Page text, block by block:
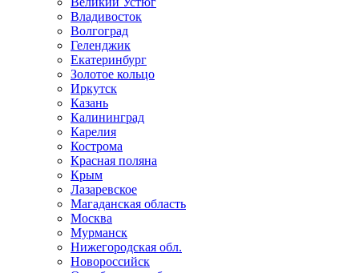
Владивосток
Волгоград
Геленджик
Екатеринбург
Золотое кольцо
Иркутск
Казань
Калининград
Карелия
Кострома
Красная поляна
Крым
Лазаревское
Магаданская область
Москва
Мурманск
Нижегородская обл.
Новороссийск